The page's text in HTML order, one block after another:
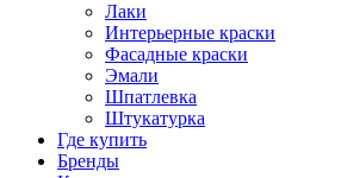
Лаки
Интерьерные краски
Фасадные краски
Эмали
Шпатлевка
Штукатурка
Где купить
Бренды